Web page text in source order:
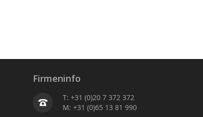
Firmeninfo
T: +31 (0)20 7 372 372
M: +31 (0)65 13 81 990